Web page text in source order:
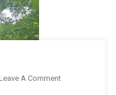
A CommentOn